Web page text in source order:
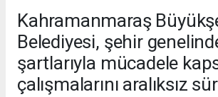
Kahramanmaraş
Belediyesi, şehir
şartlarıyla mücadele
çalışmalarını aralıksız